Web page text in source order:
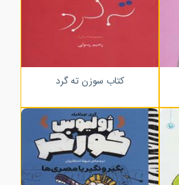
کتاب سوزن ته گرد